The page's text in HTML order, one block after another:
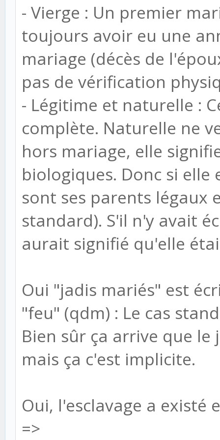
- Vierge : Un premier
toujours avoir eu une
mariage (décès de
pas de vérification
- Légitime et naturelle :
complète. Naturelle ne
hors mariage, elle
biologiques. Donc si
sont ses parents légaux
standard). S'il n'y avait
aurait signifié qu'elle
Oui "jadis mariés" est
"feu" (qdm) : Le cas
Bien sûr ça arrive que
mais ça c'est implicite.
Oui, l'esclavage a existé
=>